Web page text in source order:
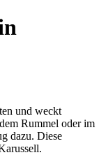
und weckt
Rummel oder im
dazu. Diese